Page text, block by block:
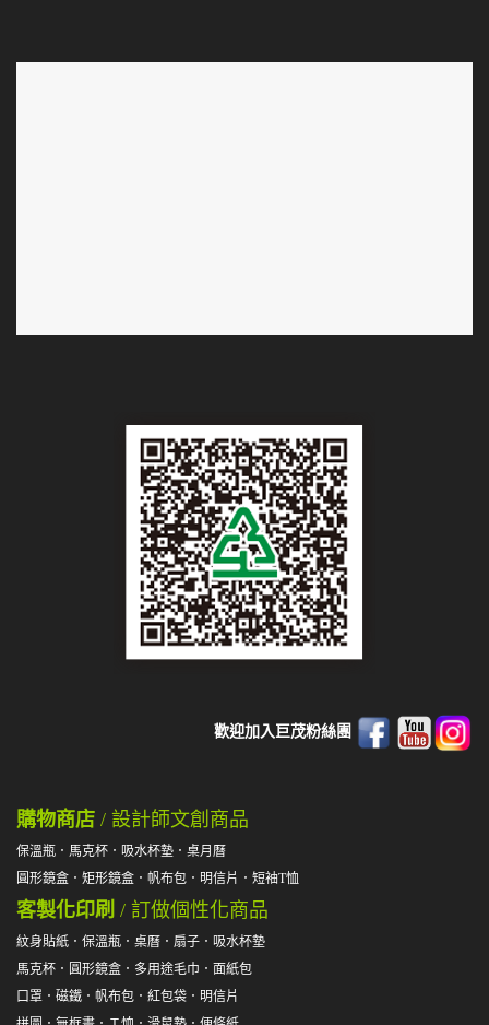
歡迎加入巨茂粉絲團
購物商店 / 設計師文創商品
保溫瓶 ． 馬克杯 ． 吸水杯墊 ． 桌月曆
圓形鏡盒 ． 矩形鏡盒 ． 帆布包 ． 明信片 ． 短袖T恤
客製化印刷 / 訂做個性化商品
紋身貼紙 ． 保溫瓶 ． 桌曆 ． 扇子 ． 吸水杯墊
馬克杯 ． 圓形鏡盒 ． 多用途毛巾 ． 面紙包
口罩 ． 磁鐵 ． 帆布包 ． 紅包袋 ． 明信片